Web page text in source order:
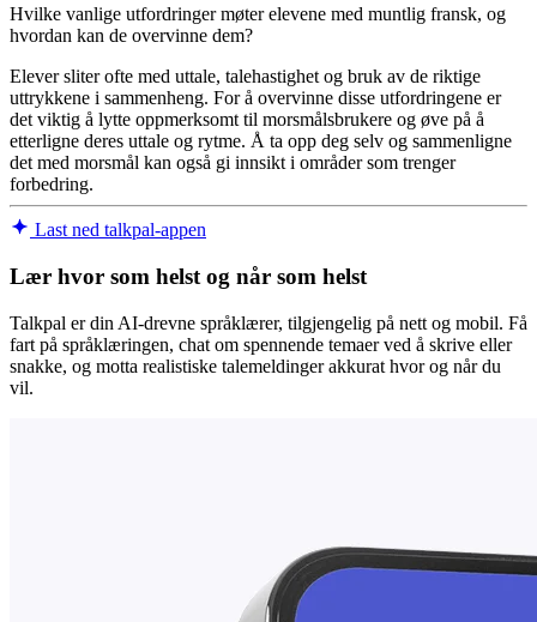
Hvilke vanlige utfordringer møter elevene med muntlig fransk, og
hvordan kan de overvinne dem?
Elever sliter ofte med uttale, talehastighet og bruk av de riktige
uttrykkene i sammenheng. For å overvinne disse utfordringene er
det viktig å lytte oppmerksomt til morsmålsbrukere og øve på å
etterligne deres uttale og rytme. Å ta opp deg selv og sammenligne
det med morsmål kan også gi innsikt i områder som trenger
forbedring.
Last ned talkpal-appen
Lær hvor som helst og når som helst
Talkpal er din AI-drevne språklærer, tilgjengelig på nett og mobil. Få
fart på språklæringen, chat om spennende temaer ved å skrive eller
snakke, og motta realistiske talemeldinger akkurat hvor og når du
vil.